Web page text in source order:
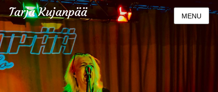
Tarja Kujanpää MENU